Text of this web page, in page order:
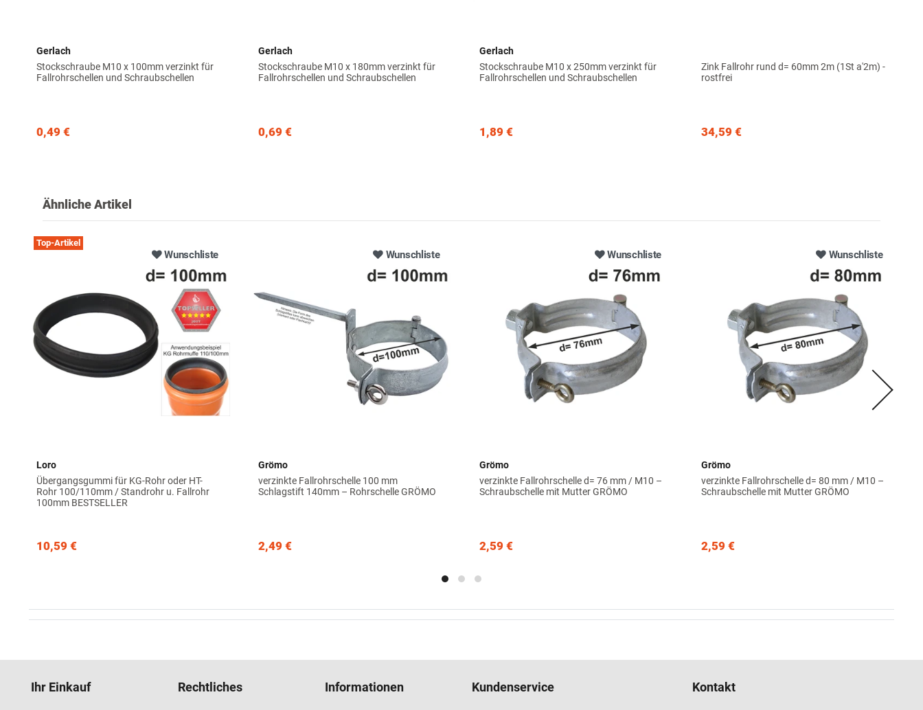
Gerlach
Stockschraube M10 x 100mm verzinkt für
Fallrohrschellen und Schraubschellen
0,49 €
Gerlach
Stockschraube M10 x 180mm verzinkt für
Fallrohrschellen und Schraubschellen
0,69 €
Gerlach
Stockschraube M10 x 250mm verzinkt für
Fallrohrschellen und Schraubschellen
1,89 €
Zink Fallrohr rund d= 60mm 2m (1St a'2m) -
rostfrei
34,59 €
Ähnliche Artikel
Wunschliste
Top-Artikel
Loro
Übergangsgummi für KG-Rohr oder HT-
Rohr 100/110mm / Standrohr u. Fallrohr
100mm BESTSELLER
10,59 €
Wunschliste
Grömo
verzinkte Fallrohrschelle 100 mm
Schlagstift 140mm – Rohrschelle GRÖMO
2,49 €
Wunschliste
Grömo
verzinkte Fallrohrschelle d= 76 mm / M10 –
Schraubschelle mit Mutter GRÖMO
2,59 €
Wunschliste
Grömo
verzinkte Fallrohrschelle d= 80 mm / M10 –
Schraubschelle mit Mutter GRÖMO
2,59 €
Ihr Einkauf Rechtliches Informationen Kundenservice Kontakt